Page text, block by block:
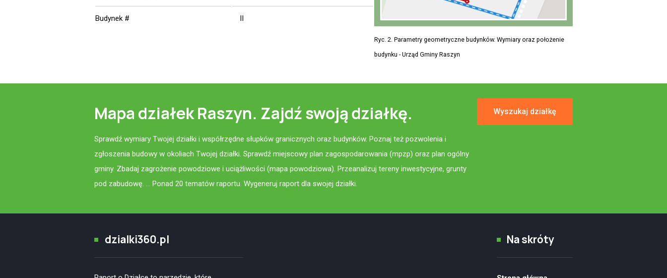
Budynek # II
Ryc. 2. Parametry geometryczne budynków. Wymiary oraz położenie
budynku - Urząd Gminy Raszyn
Mapa działek Raszyn. Zajdź swoją działkę.
Sprawdź wymiary Twojej działki i współrzędne słupków granicznych oraz budynków. Poznaj też pozwolenia i
zgłoszenia budowy w okoliach Twojej działki. Sprawdź miejscowy plan zagospodarowania (mpzp) oraz plan ogólny
gminy. Zbadaj zagrożenie powodziowe i uciążliwości (mapa powodziowa). Przeanalizuj tereny inwestycyjne, grunty
pod zabudowę. ... Ponad 20 tematów raportu. Wygeneruj raport dla swojej działki.
Wyszukaj działkę
dzialki360.pl Na skróty